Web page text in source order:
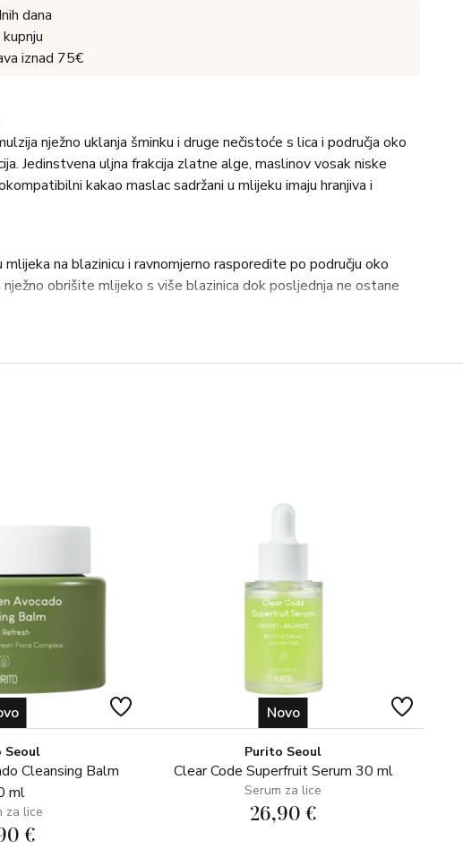
dana
iznad 75€
nježno uklanja šminku i druge nečistoće s lica i područja oko
Jedinstvena uljna frakcija zlatne alge, maslinov vosak niske
kakao maslac sadržani u mlijeku imaju hranjiva i
na blazinicu i ravnomjerno rasporedite po području oko
nježno obrišite mlijeko s više blazinica dok posljednja ne ostane
Triglyceride, Paraffinum Liquidum (Mineral Oil), Glycerin,
Sodium Acrylate/Sodium Acryloyldimethyl Taurate
Hydrogenated Olive Oil Decyl Esters, PEG-7 Glyceryl
Seoul
Cleansing Balm
ml
za lice
€
Novo
Purito Seoul
Clear Code Superfruit Serum 30 ml
Serum za lice
26,90 €